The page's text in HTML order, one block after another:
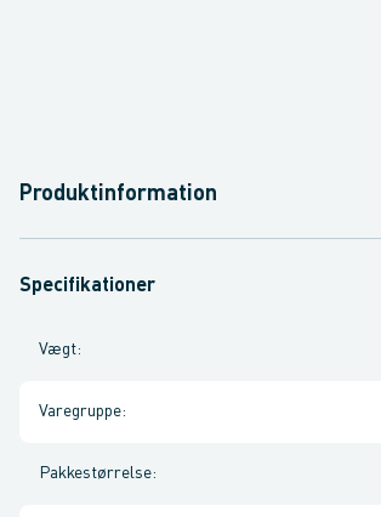
Produktinformation
Specifikationer
Vægt:
Varegruppe:
Pakkestørrelse: